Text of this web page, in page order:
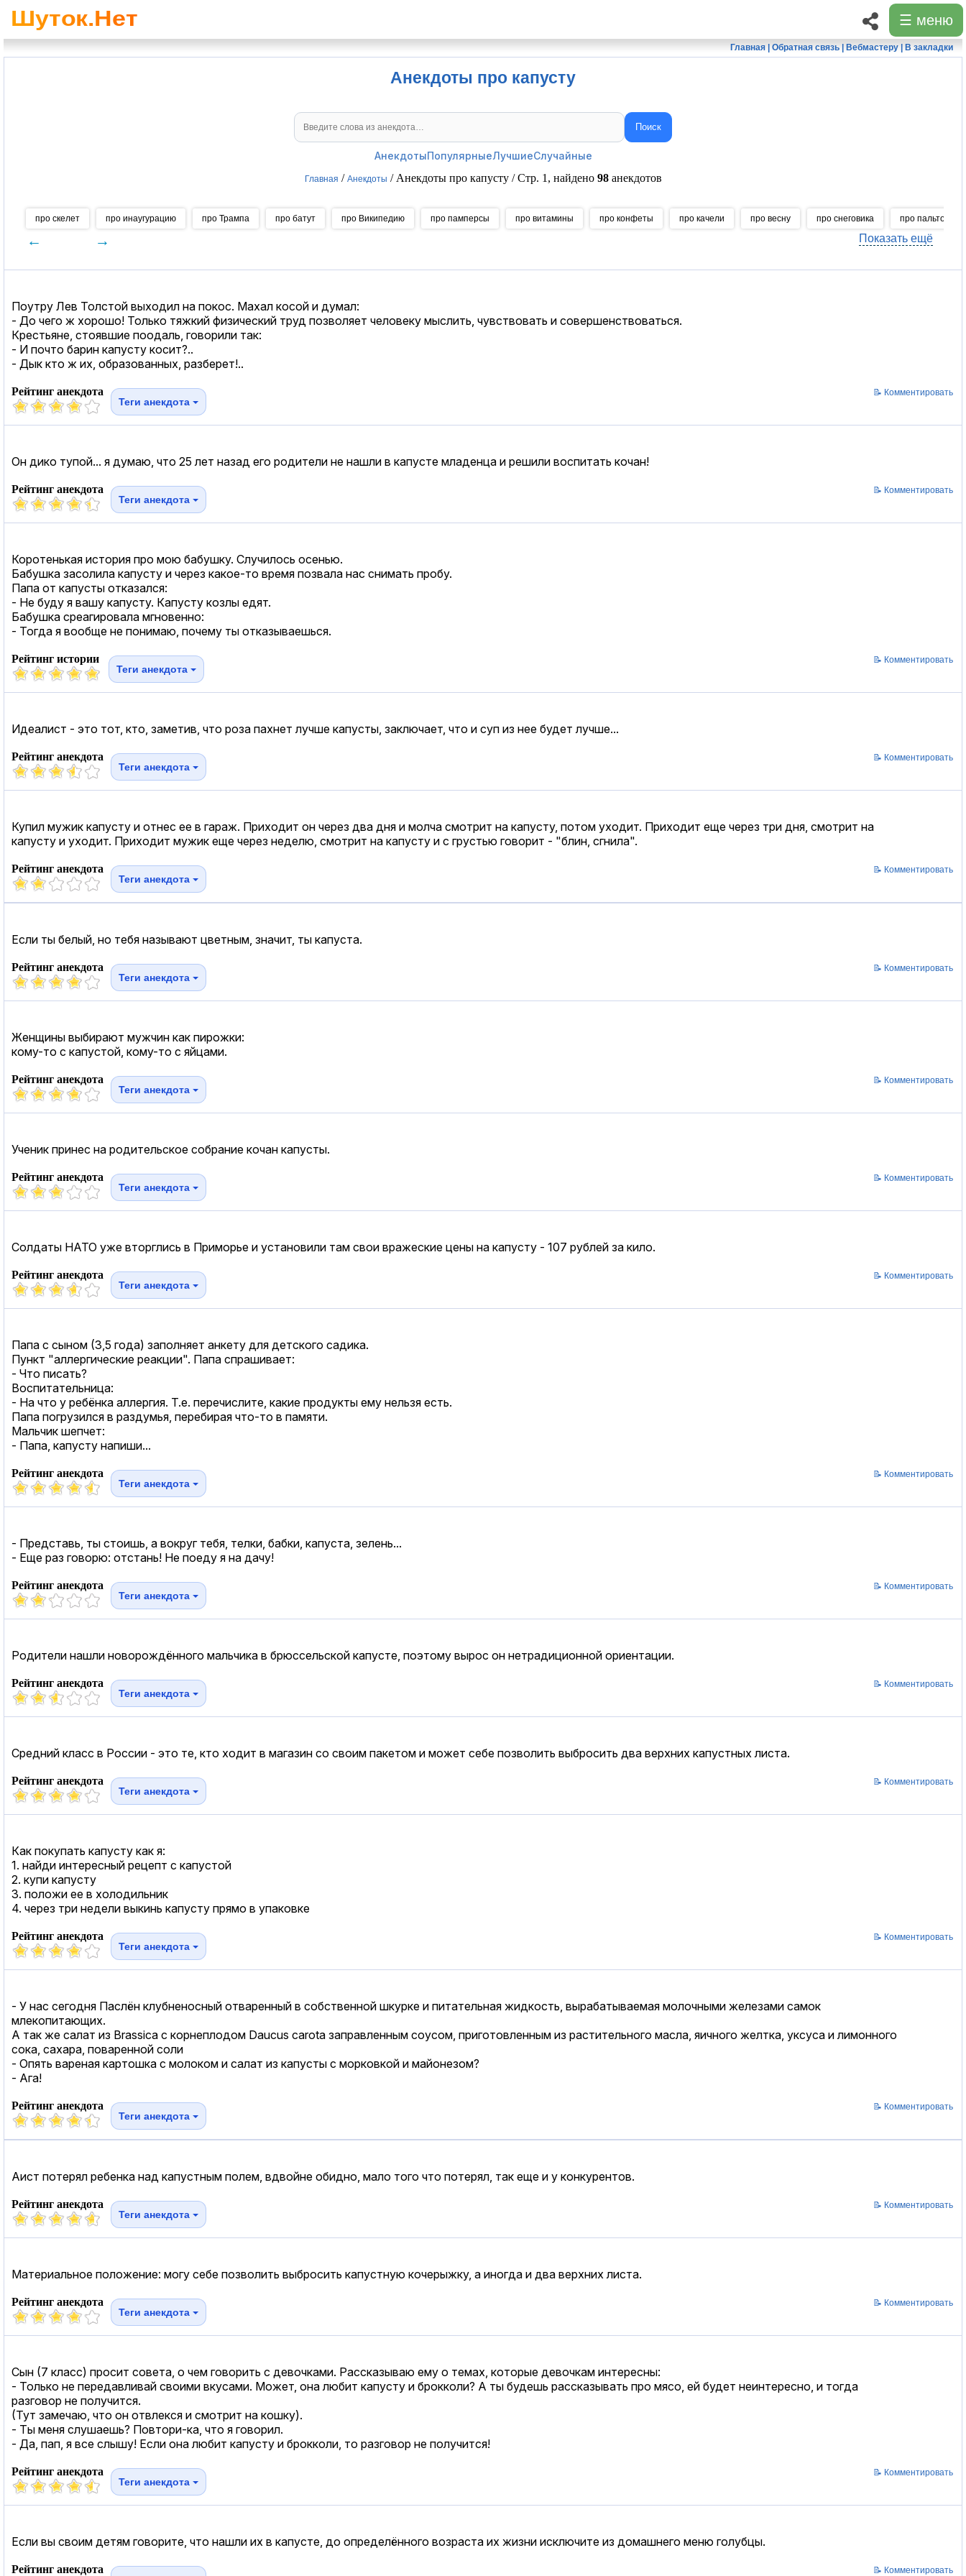
☰ меню
Главная| Обратная связь| Вебмастеру| В закладки
Анекдоты про капусту
Поиск
АнекдотыПопулярныеЛучшиеСлучайные
Главная / Анекдоты / Анекдоты про капусту / Стр. 1, найдено 98анекдотов
про скелет про инаугурацию про Трампа про батут про Википедию про памперсы про витамины про конфеты про качели про весну про снеговика про пальто
← → Показать ещё
Поутру Лев Толстой выходил на покос. Махал косой и думал:
- До чего ж хорошо! Только тяжкий физический труд позволяет человеку мыслить, чувствовать и совершенствоваться.
Крестьяне, стоявшие поодаль, говорили так:
- И почто барин капусту косит?..
- Дык кто ж их, образованных, разберет!..
Рейтинг анекдота
Теги анекдота
📝 Комментировать
Он дико тупой... я думаю, что 25 лет назад его родители не нашли в капусте младенца и решили воспитать кочан!
Рейтинг анекдота
Теги анекдота
📝 Комментировать
Коротенькая история про мою бабушку. Случилось осенью.
Бабушка засолила капусту и через какое-то время позвала нас снимать пробу.
Папа от капусты отказался:
- Не буду я вашу капусту. Капусту козлы едят.
Бабушка среагировала мгновенно:
- Тогда я вообще не понимаю, почему ты отказываешься.
Рейтинг истории
Теги анекдота
📝 Комментировать
Идеалист - это тот, кто, заметив, что роза пахнет лучше капусты, заключает, что и суп из нее будет лучше...
Рейтинг анекдота
Теги анекдота
📝 Комментировать
Купил мужик капусту и отнес ее в гараж. Приходит он через два дня и молча смотрит на капусту, потом уходит. Приходит еще через три дня, смотрит на
капусту и уходит. Приходит мужик еще через неделю, смотрит на капусту и с грустью говорит - "блин, сгнила".
Рейтинг анекдота
Теги анекдота
📝 Комментировать
Если ты белый, но тебя называют цветным, значит, ты капуста.
Рейтинг анекдота
Теги анекдота
📝 Комментировать
Женщины выбирают мужчин как пирожки:
кому-то с капустой, кому-то с яйцами.
Рейтинг анекдота
Теги анекдота
📝 Комментировать
Ученик принес на родительское собрание кочан капусты.
Рейтинг анекдота
Теги анекдота
📝 Комментировать
Солдаты НАТО уже вторглись в Приморье и установили там свои вражеские цены на капусту - 107 рублей за кило.
Рейтинг анекдота
Теги анекдота
📝 Комментировать
Папа с сыном (3,5 года) заполняет анкету для детского садика.
Пункт "аллергические реакции". Папа спрашивает:
- Что писать?
Воспитательница:
- На что у ребёнка аллергия. Т.е. перечислите, какие продукты ему нельзя есть.
Папа погрузился в раздумья, перебирая что-то в памяти.
Мальчик шепчет:
- Папа, капусту напиши...
Рейтинг анекдота
Теги анекдота
📝 Комментировать
- Представь, ты стоишь, а вокруг тебя, телки, бабки, капуста, зелень...
- Еще раз говорю: отстань! Не поеду я на дачу!
Рейтинг анекдота
Теги анекдота
📝 Комментировать
Родители нашли новорождённого мальчика в брюссельской капусте, поэтому вырос он нетрадиционной ориентации.
Рейтинг анекдота
Теги анекдота
📝 Комментировать
Средний класс в России - это те, кто ходит в магазин со своим пакетом и может себе позволить выбросить два верхних капустных листа.
Рейтинг анекдота
Теги анекдота
📝 Комментировать
Как покупать капусту как я:
1. найди интересный рецепт с капустой
2. купи капусту
3. положи ее в холодильник
4. через три недели выкинь капусту прямо в упаковке
Рейтинг анекдота
Теги анекдота
📝 Комментировать
- У нас сегодня Паслён клубненосный отваренный в собственной шкурке и питательная жидкость, вырабатываемая молочными железами самок
млекопитающих.
А так же салат из Brassica с корнеплодом Daucus carota заправленным соусом, приготовленным из растительного масла, яичного желтка, уксуса и лимонного
сока, сахара, поваренной соли
- Опять вареная картошка с молоком и салат из капусты с морковкой и майонезом?
- Ага!
Рейтинг анекдота
Теги анекдота
📝 Комментировать
Аист потерял ребенка над капустным полем, вдвойне обидно, мало того что потерял, так еще и у конкурентов.
Рейтинг анекдота
Теги анекдота
📝 Комментировать
Материальное положение: могу себе позволить выбросить капустную кочерыжку, а иногда и два верхних листа.
Рейтинг анекдота
Теги анекдота
📝 Комментировать
Сын (7 класс) просит совета, о чем говорить с девочками. Рассказываю ему о темах, которые девочкам интересны:
- Только не передавливай своими вкусами. Может, она любит капусту и брокколи? А ты будешь рассказывать про мясо, ей будет неинтересно, и тогда
разговор не получится.
(Тут замечаю, что он отвлекся и смотрит на кошку).
- Ты меня слушаешь? Повтори-ка, что я говорил.
- Да, пап, я все слышу! Если она любит капусту и брокколи, то разговор не получится!
Рейтинг анекдота
Теги анекдота
📝 Комментировать
Если вы своим детям говорите, что нашли их в капусте, до определённого возраста их жизни исключите из домашнего меню голубцы.
Рейтинг анекдота 📝 Комментировать